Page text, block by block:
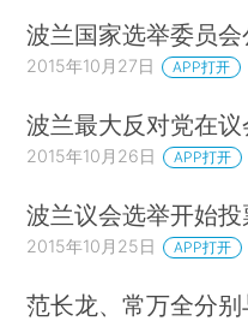
波兰国家选举委员
2015年10月27日 APP打开
波兰最大反对党在
2015年10月26日 APP打开
波兰议会选举开始投
2015年10月25日 APP打开
范长龙、常万全分